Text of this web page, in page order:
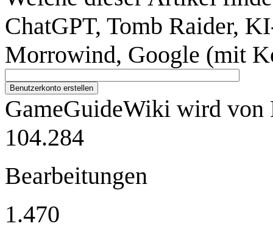
ChatGPT, Tomb Raider,
Morrowind, Google (mit
Benutzerkonto erstellen
GameGuideWiki wird von
104.284
Bearbeitungen
1.470